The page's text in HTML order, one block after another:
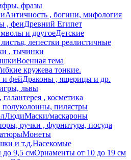
фразы
Античность , богини, мифология
, феиДревний Египет
и другоеДетские
лепестки реалистичные
, тычинки
Военная тема
кружева тонкие.
и фейДраконы , ящерицы и др.
львы
, косметика
пилястры
ЛюдиМаски/маскароны
ручки , фурнитура, посуда
Монеты
и т.д.Насекомые
до 9,5 смОрнаменты от 10 до 19 см